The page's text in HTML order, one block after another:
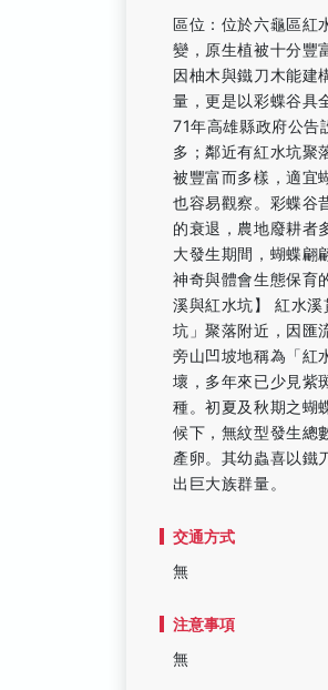
區位：位於六龜區紅
變，原生植被十分豐
因柚木與鐵刀木能建
量，更是以彩蝶谷具
71年高雄縣政府公告
多；鄰近有紅水坑聚
被豐富而多樣，適宜
也容易觀察。彩蝶谷
的衰退，農地廢耕者
大發生期間，蝴蝶翩
神奇與體會生態保育
溪與紅水坑】 紅水
坑」聚落附近，因匯
旁山凹坡地稱為「紅
壞，多年來已少見紫
種。初夏及秋期之蝴
候下，無紋型發生總
產卵。其幼蟲喜以鐵
出巨大族群量。
交通方式
無
注意事項
無